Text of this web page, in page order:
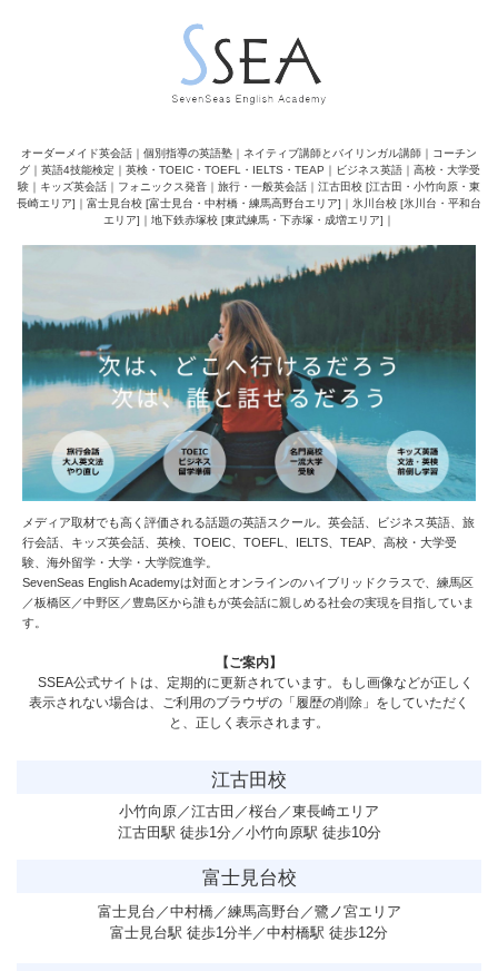
オーダーメイド英会話｜個別指導の英語塾｜ネイティブ講師とバイリンガル講師｜コーチン
グ｜英語4技能検定｜英検・TOEIC・TOEFL・IELTS・TEAP｜ビジネス英語｜高校・大学受
験｜キッズ英会話｜フォニックス発音｜旅行・一般英会話｜江古田校 [江古田・小竹向原・東
長崎エリア]｜富士見台校 [富士見台・中村橋・練馬高野台エリア]｜氷川台校 [氷川台・平和台
エリア]｜地下鉄赤塚校 [東武練馬・下赤塚・成増エリア]｜
メディア取材でも高く評価される話題の英語スクール。英会話、ビジネス英語、旅
行会話、キッズ英会話、英検、TOEIC、TOEFL、IELTS、TEAP、高校・大学受
験、海外留学・大学・大学院進学。
SevenSeas English Academyは対面とオンラインのハイブリッドクラスで、練馬区
／板橋区／中野区／豊島区から誰もが英会話に親しめる社会の実現を目指していま
す。
【ご案内】
SSEA公式サイトは、定期的に更新されています。もし画像などが正しく
表示されない場合は、ご利用のブラウザの「履歴の削除」をしていただく
と、正しく表示されます。
江古田校
小竹向原／江古田／桜台／東長崎エリア
江古田駅 徒歩1分／小竹向原駅 徒歩10分
富士見台校
富士見台／中村橋／練馬高野台／鷺ノ宮エリア
富士見台駅 徒歩1分半／中村橋駅 徒歩12分